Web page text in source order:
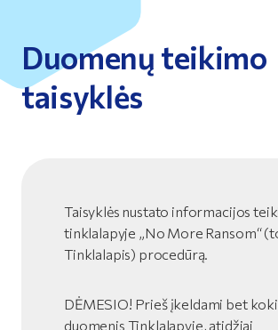
Duomenų teikimo
taisyklės
Taisyklės nustato informacijos
tinklalapyje „No More Ransom“
Tinklalapis) procedūrą.
DĖMESIO! Prieš įkeldami bet
duomenis Tinklalapyje, atidžiai